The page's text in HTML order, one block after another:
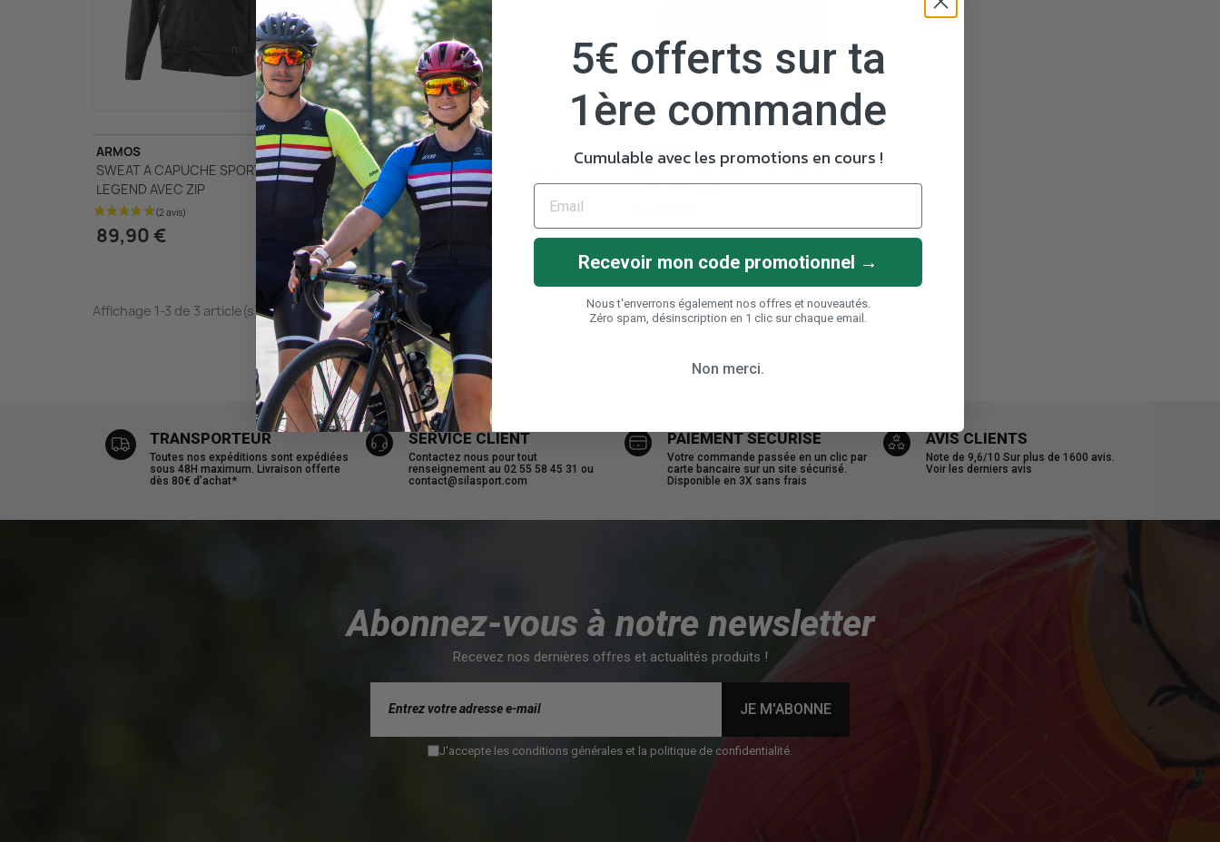
ARMOS
SWEAT A CAPUCHE SPORT ARMOS
LEGEND AVEC ZIP
89,90 €
SILA SPORT
SWEAT À CAPUCHE SILA TRIATHLON
SUPPORT BLANC
39,90 €
SILA SPORT
SWEAT À CAPUCHE SILA TRIATHLON
SUPPORT NOIR
Affichage 1-3 de 3 article(s)
TRANSPORTEUR
Toutes nos expéditions sont expédiées
sous 48H maximum. Livraison offerte
dès 80€ d’achat*
SERVICE CLIENT
Contactez nous pour tout
renseignement au 02 55 58 45 31 ou
contact@silasport.com
PAIEMENT SECURISE
Votre commande passée en un clic par
carte bancaire sur un site sécurisé.
Disponible en 3X sans frais
AVIS CLIENTS
Note de 9,6/10 Sur plus de 1600 avis.
Voir les derniers avis
Abonnez-vous à notre newsletter
Recevez nos dernières offres et actualités produits !
JE M'ABONNE
J'accepte les conditions générales et la politique de confidentialité.
5€ offerts sur ta
1ère commande
Cumulable avec les promotions en cours !
Recevoir mon code promotionnel →
Nous t'enverrons également nos offres et nouveautés.
Zéro spam, désinscription en 1 clic sur chaque email.
Non merci.